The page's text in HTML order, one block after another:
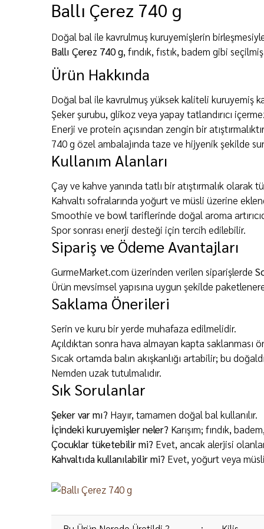
Ballı Çerez 740 g
Doğal bal ile kavrulmuş kuruyemişlerin
Ballı Çerez 740 g, fındık, fıstık, badem gibi
Ürün Hakkında
Doğal bal ile kavrulmuş yüksek kaliteli kuruyemiş
Şeker şurubu, glikoz veya yapay tatlandırıcı
Enerji ve protein açısından zengin bir
740 g özel ambalajında taze ve hijyenik şekilde
Kullanım Alanları
Çay ve kahve yanında tatlı bir atıştırmalık olarak
Kahvaltı sofralarında yoğurt ve müsli üzerine
Smoothie ve bowl tariflerinde doğal aroma
Spor sonrası enerji desteği için tercih edilebilir.
Sipariş ve Ödeme Avantajları
GurmeMarket.com üzerinden verilen siparişlerde
Ürün mevsimsel yapısına uygun şekilde
Saklama Önerileri
Serin ve kuru bir yerde muhafaza edilmelidir.
Açıldıktan sonra hava almayan kapta saklanması
Sıcak ortamda balın akışkanlığı artabilir; bu
Nemden uzak tutulmalıdır.
Sık Sorulanlar
Şeker var mı? Hayır, tamamen doğal bal kullanılır.
İçindeki kuruyemişler neler? Karışım; fındık,
Çocuklar tüketebilir mi? Evet, ancak alerjisi
Kahvaltıda kullanılabilir mi? Evet, yoğurt veya